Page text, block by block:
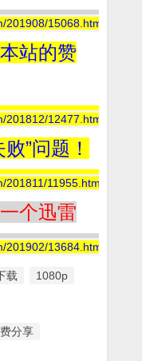
201908/15068.html
站的赞
201812/12477.html
”问题！
201811/11955.html
个迅雷
201902/13684.html
载 1080p
分享